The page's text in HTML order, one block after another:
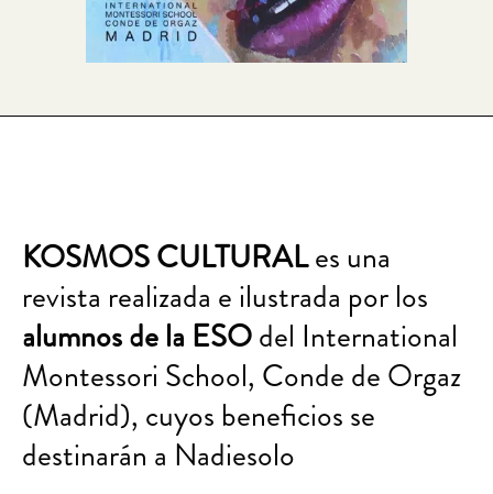
KOSMOS CULTURALes una
revista realizada e ilustrada por los
alumnos de la ESOdel International
Montessori School, Conde de Orgaz
(Madrid), cuyos beneficios se
destinarán a Nadiesolo